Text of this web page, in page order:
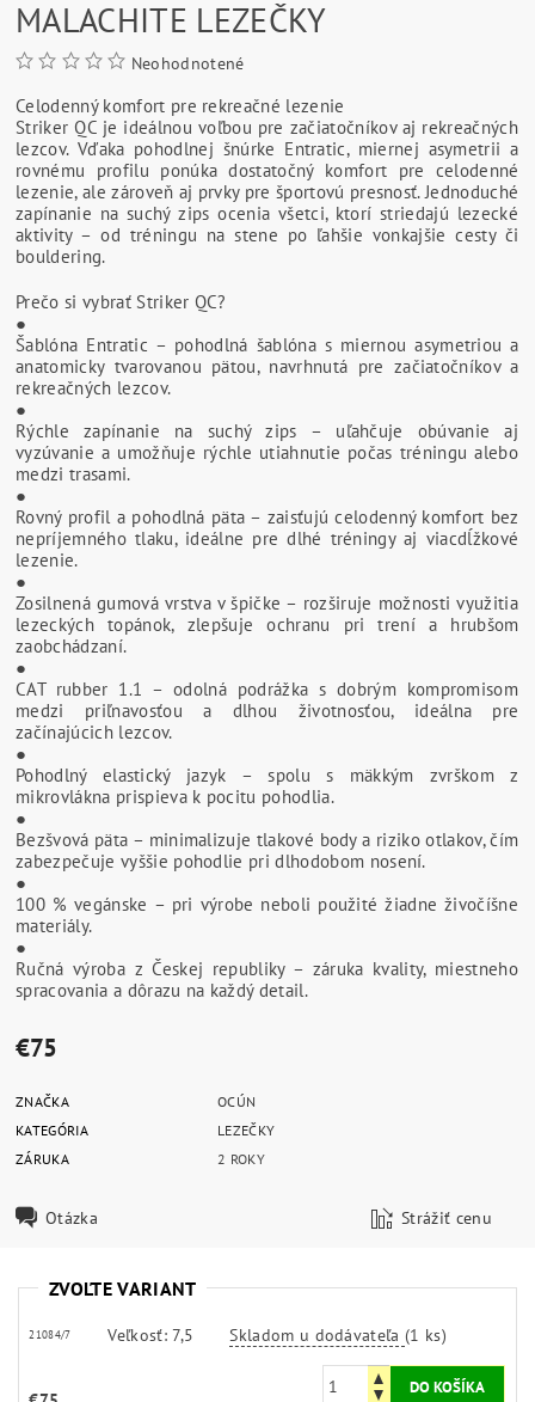
MALACHITE LEZEČKY
Neohodnotené
Celodenný komfort pre rekreačné lezenie
Striker QC je ideálnou voľbou pre začiatočníkov aj rekreačných
lezcov. Vďaka pohodlnej šnúrke Entratic, miernej asymetrii a
rovnému profilu ponúka dostatočný komfort pre celodenné
lezenie, ale zároveň aj prvky pre športovú presnosť. Jednoduché
zapínanie na suchý zips ocenia všetci, ktorí striedajú lezecké
aktivity – od tréningu na stene po ľahšie vonkajšie cesty či
bouldering.
Prečo si vybrať Striker QC?
●
Šablóna Entratic – pohodlná šablóna s miernou asymetriou a
anatomicky tvarovanou pätou, navrhnutá pre začiatočníkov a
rekreačných lezcov.
●
Rýchle zapínanie na suchý zips – uľahčuje obúvanie aj
vyzúvanie a umožňuje rýchle utiahnutie počas tréningu alebo
medzi trasami.
●
Rovný profil a pohodlná päta – zaisťujú celodenný komfort bez
nepríjemného tlaku, ideálne pre dlhé tréningy aj viacdĺžkové
lezenie.
●
Zosilnená gumová vrstva v špičke – rozširuje možnosti využitia
lezeckých topánok, zlepšuje ochranu pri trení a hrubšom
zaobchádzaní.
●
CAT rubber 1.1 – odolná podrážka s dobrým kompromisom
medzi priľnavosťou a dlhou životnosťou, ideálna pre
začínajúcich lezcov.
●
Pohodlný elastický jazyk – spolu s mäkkým zvrškom z
mikrovlákna prispieva k pocitu pohodlia.
●
Bezšvová päta – minimalizuje tlakové body a riziko otlakov, čím
zabezpečuje vyššie pohodlie pri dlhodobom nosení.
●
100 % vegánske – pri výrobe neboli použité žiadne živočíšne
materiály.
●
Ručná výroba z Českej republiky – záruka kvality, miestneho
spracovania a dôrazu na každý detail.
€75
ZNAČKA
OCÚN
KATEGÓRIA
LEZEČKY
ZÁRUKA
2 ROKY
Otázka Strážiť cenu
ZVOĽTE VARIANT
21084/7 Veľkosť: 7,5 Skladom u dodávateľa(1 ks)